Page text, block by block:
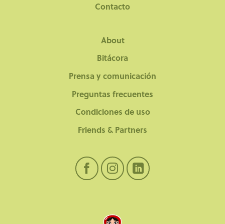
Contacto
About
Bitácora
Prensa y comunicación
Preguntas frecuentes
Condiciones de uso
Friends & Partners